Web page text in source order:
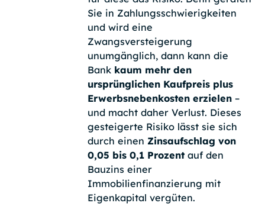
Sie in Zahlungsschwierigkeiten
und wird eine
Zwangsversteigerung
unumgänglich, dann kann die
Bank kaum mehr den
ursprünglichen Kaufpreis plus
Erwerbsnebenkosten erzielen–
und macht daher Verlust. Dieses
gesteigerte Risiko lässt sie sich
durch einen Zinsaufschlag von
0,05 bis 0,1 Prozentauf den
Bauzins einer
Immobilienfinanzierung mit
Eigenkapital vergüten.